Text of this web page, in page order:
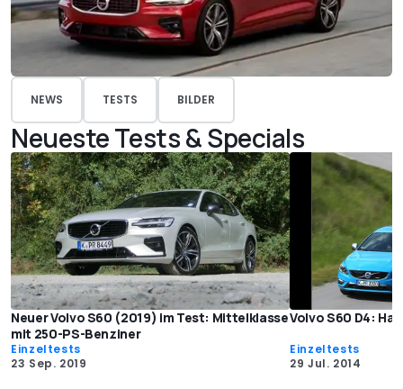
NEWS TESTS BILDER
Neueste Tests & Specials
Neuer Volvo S60 (2019) im Test: Mittelklasse
mit 250-PS-Benziner
Einzeltests
23 Sep. 2019
Volvo S60 D4:
Einzeltests
29 Jul. 2014